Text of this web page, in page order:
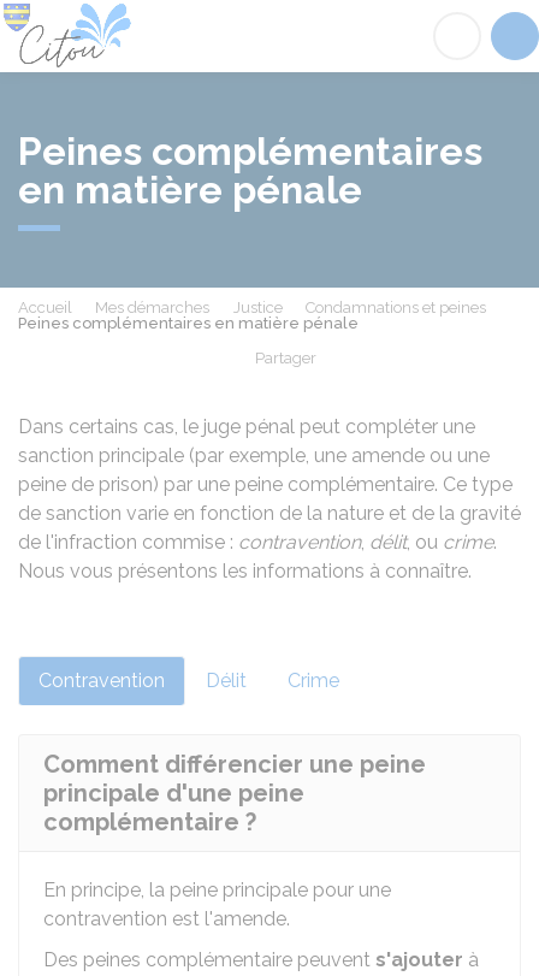
Peines complémentaires
en matière pénale
Accueil Mes démarches Justice
Condamnations et peines
Peines complémentaires en matière pénale
Partager
Dans certains cas, le juge pénal peut compléter une
sanction principale (par exemple, une amende ou une
peine de prison) par une peine complémentaire. Ce type
de sanction varie en fonction de la nature et de la gravité
de l'infraction commise : contravention, délit, ou crime.
Nous vous présentons les informations à connaître.
Contravention Délit Crime
Comment différencier une peine
principale d'une peine
complémentaire ?
En principe, la peine principale pour une
contravention est l'amende.
Des peines complémentaire peuvent s'ajouter à